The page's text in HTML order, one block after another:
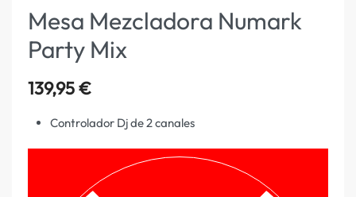
Mesa Mezcladora Numark
Party Mix
139,95€
Controlador Dj de 2 canales